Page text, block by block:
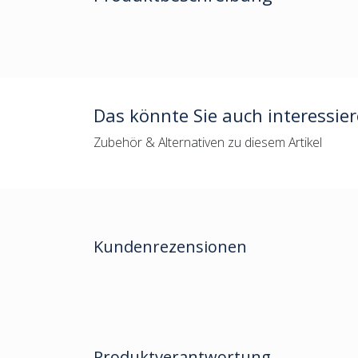
Das könnte Sie auch
Zubehör & Alternativen zu diesem Artikel
Kundenrezensionen